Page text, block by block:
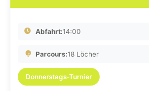
Abfahrt:14:00
Parcours:18 Löcher
Donnerstags-Turnier